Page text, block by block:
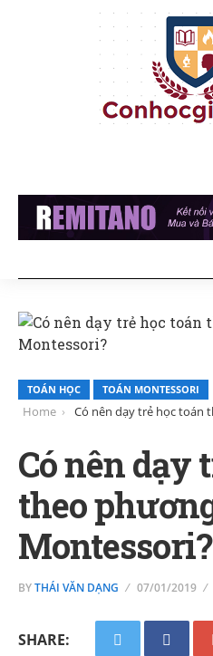
TOÁN HỌC TOÁN MONTESSORI
Home Có nên dạy trẻ học toán
Có nên dạy
theo
Montessori?
BYTHÁI VĂN DẠNG 07/01/2019
SHARE: